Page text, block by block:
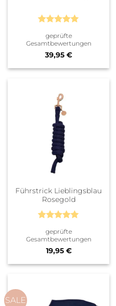
mit5von
5
geprüfte
Gesamtbewertungen
39,95 €
Führstrick Lieblingsblau
Rosegold
mit5von
5
geprüfte
Gesamtbewertungen
19,95 €
SALE